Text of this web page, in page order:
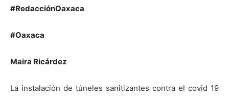
#RedacciónOaxaca
#Oaxaca
Maira Ricárdez
La instalación de túneles sanitizantes contra el covid 19